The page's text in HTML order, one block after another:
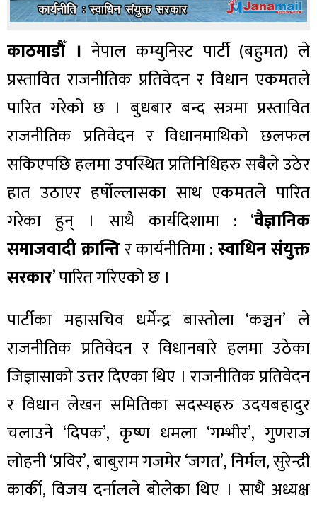
काठमाडौँ । नेपाल कम्युनिस्ट पार्टी (बहुमत) ले
प्रस्तावित राजनीतिक प्रतिवेदन र विधान एकमतले
पारित गरेको छ । बुधबार बन्द सत्रमा प्रस्तावित
राजनीतिक प्रतिवेदन र विधानमाथिको छलफल
सकिएपछि हलमा उपस्थित प्रतिनिधिहरु सबैले उठेर
हात उठाएर हर्षोल्लासका साथ एकमतले पारित
गरेका हुन् । साथै कार्यदिशामा : ‘वैज्ञानिक
समाजवादी क्रान्तिर कार्यनीतिमा : स्वाधिन संयुक्त
सरकार’ पारित गरिएको छ ।
पार्टीका महासचिव धर्मेन्द्र बास्तोला ‘कञ्चन’ ले
राजनीतिक प्रतिवेदन र विधानबारे हलमा उठेका
जिज्ञासाको उत्तर दिएका थिए । राजनीतिक प्रतिवेदन
र विधान लेखन समितिका सदस्यहरु उदयबहादुर
चलाउने ‘दिपक’, कृष्ण धमला ‘गम्भीर’, गुणराज
लोहनी ‘प्रविर’, बाबुराम गजमेर ‘जगत’, निर्मल, सुरेन्द्री
कार्की, विजय दर्नालले बोलेका थिए । साथै अध्यक्ष